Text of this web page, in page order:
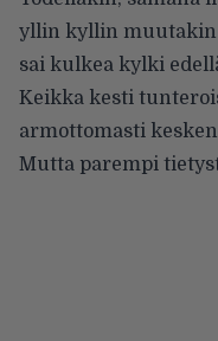
yllin kyllin
sai kulkea kylki
Keikka kesti
armottomasti
Mutta parempi